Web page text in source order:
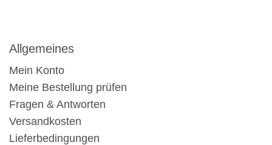
Allgemeines
Mein Konto
Meine Bestellung prüfen
Fragen & Antworten
Versandkosten
Lieferbedingungen